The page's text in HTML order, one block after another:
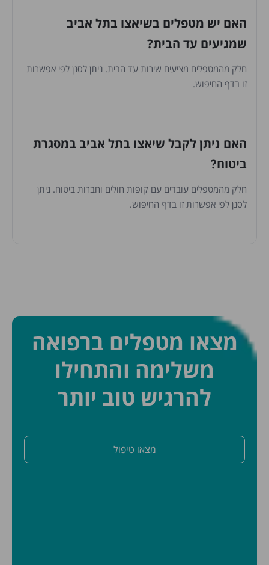
האם יש מטפלים בשיאצו בתל אביב
שמגיעים עד הבית?
חלק מהמטפלים מציעים שירות עד הבית. ניתן לסנן לפי אפשרות
זו בדף החיפוש.
האם ניתן לקבל שיאצו בתל אביב במסגרת
ביטוח?
חלק מהמטפלים עובדים עם קופות חולים וחברות ביטוח. ניתן
לסנן לפי אפשרות זו בדף החיפוש.
מצאו מטפלים ברפואה
משלימה והתחילו
להרגיש טוב יותר
מצאו טיפול